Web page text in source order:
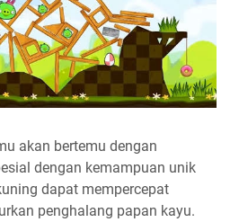
akan bertemu dengan
dengan kemampuan unik
dapat mempercepat
penghalang papan kayu.